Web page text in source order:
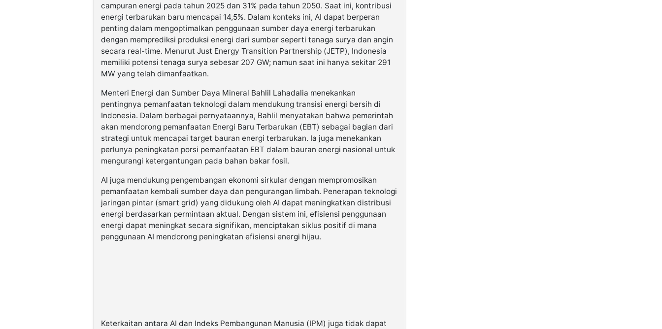
campuran energi pada tahun 2025 dan 31% pada tahun 2050. Saat ini, kontribusi
energi terbarukan baru mencapai 14,5%. Dalam konteks ini, AI dapat berperan
penting dalam mengoptimalkan penggunaan sumber daya energi terbarukan
dengan memprediksi produksi energi dari sumber seperti tenaga surya dan angin
secara real-time. Menurut Just Energy Transition Partnership (JETP), Indonesia
memiliki potensi tenaga surya sebesar 207 GW; namun saat ini hanya sekitar 291
MW yang telah dimanfaatkan.
Menteri Energi dan Sumber Daya Mineral Bahlil Lahadalia menekankan
pentingnya pemanfaatan teknologi dalam mendukung transisi energi bersih di
Indonesia. Dalam berbagai pernyataannya, Bahlil menyatakan bahwa pemerintah
akan mendorong pemanfaatan Energi Baru Terbarukan (EBT) sebagai bagian dari
strategi untuk mencapai target bauran energi terbarukan. Ia juga menekankan
perlunya peningkatan porsi pemanfaatan EBT dalam bauran energi nasional untuk
mengurangi ketergantungan pada bahan bakar fosil.
AI juga mendukung pengembangan ekonomi sirkular dengan mempromosikan
pemanfaatan kembali sumber daya dan pengurangan limbah. Penerapan teknologi
jaringan pintar (smart grid) yang didukung oleh AI dapat meningkatkan distribusi
energi berdasarkan permintaan aktual. Dengan sistem ini, efisiensi penggunaan
energi dapat meningkat secara signifikan, menciptakan siklus positif di mana
penggunaan AI mendorong peningkatan efisiensi energi hijau.
Keterkaitan antara AI dan Indeks Pembangunan Manusia (IPM) juga tidak dapat